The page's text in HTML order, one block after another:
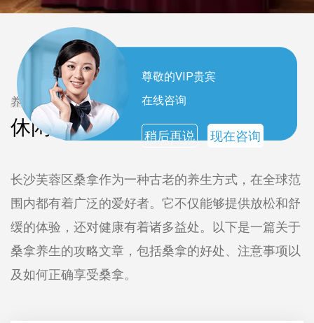
尊敬的VIP贵宾
在线咨询
稍后再说 现在咨询
养生攻略
休闲养生攻略
长沙芙蓉区桑拿作为一种古老的养生方式，在全球范
围内都有着广泛的爱好者。它不仅能够提供放松和舒
缓的体验，还对健康有着诸多益处。以下是一篇关于
桑拿养生的攻略文章，包括桑拿的好处、注意事项以
及如何正确享受桑拿。